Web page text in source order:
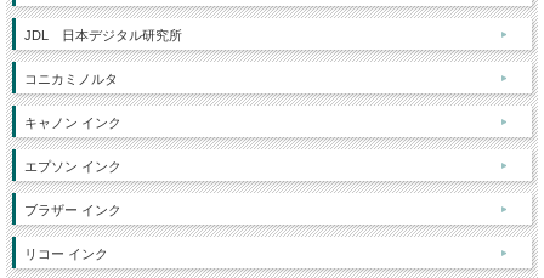
JDL 日本デジタル研究所
コニカミノルタ
キャノン インク
エプソン インク
ブラザー インク
リコー インク